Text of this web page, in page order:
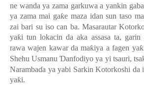
ne wanda ya zama garkuwa a yankin
ya zama mai gaƙe maza idan sun taso
zai bari su iso can ba. Masarautar
yaƙi tun lokacin da aka assasa ta, garin
rawa wajen kawar da maƙiya a fagen yaƙ
Shehu UsmanuƊanfodiyo ya yi tsauri,
Narambaɗa ya yabi Sarkin Kotorkoshi da
yaƙi.